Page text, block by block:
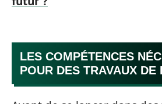
LES COMPÉTENCES
POUR DES TRAVAUX DE